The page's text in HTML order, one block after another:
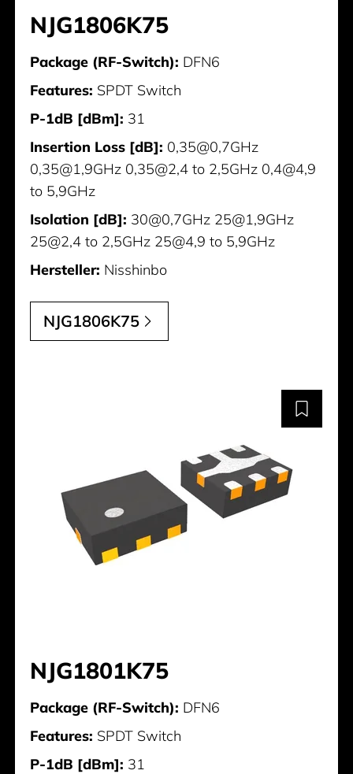
NJG1806K75
Package (RF-Switch): DFN6
Features: SPDT Switch
P-1dB [dBm]: 31
Insertion Loss [dB]: 0,35@0,7GHz
0,35@1,9GHz 0,35@2,4 to 2,5GHz 0,4@4,9
to 5,9GHz
Isolation [dB]: 30@0,7GHz 25@1,9GHz
25@2,4 to 2,5GHz 25@4,9 to 5,9GHz
Hersteller: Nisshinbo
NJG1806K75
NJG1801K75
Package (RF-Switch): DFN6
Features: SPDT Switch
P-1dB [dBm]: 31